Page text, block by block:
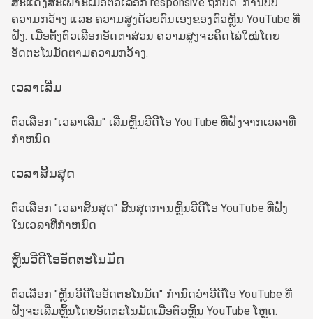
ຄວາມກວ້າງ ແລະ ຄວາມສູງດ້ວຍຕົນເອງຂອງຕົວຫຼິ້ນ YouTube ທີ່
ຝັງ. ເມື່ອຕັ້ງຕົວເລືອກອັດຕາສ່ວນ ຄວາມສູງຈະຄິດໄລ່ໃໝ່ໂດຍ
ອັດຕະໂນມັດຕາມຄວາມກວ້າງ.
ເວລາເລີ່ມ
ຕົວເລືອກ "ເວລາເລີ່ມ" ເລີ່ມຫຼິ້ນວີດີໂອ YouTube ທີ່ຝັງຈາກເວລາທີ່
ກໍາຫນົດ
ເວລາສິ້ນສຸດ
ຕົວເລືອກ "ເວລາສິ້ນສຸດ" ສິ້ນສຸດການຫຼິ້ນວີດີໂອ YouTube ທີ່ຝັງ
ໃນເວລາທີ່ກໍາຫນົດ
ຫຼິ້ນວີດີໂອອັດຕະໂນມັດ
ຕົວເລືອກ "ຫຼິ້ນວີດີໂອອັດຕະໂນມັດ" ກໍານົດວ່າວີດີໂອ YouTube ທີ່
ຝັງຈະເລີ່ມຫຼິ້ນໂດຍອັດຕະໂນມັດເມື່ອຕົວຫຼິ້ນ YouTube ໂຫຼດ.